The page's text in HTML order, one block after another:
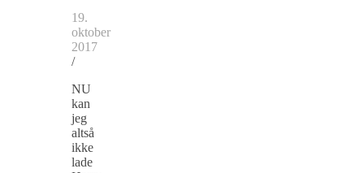
19.
oktober
2017
/
NU
kan
jeg
altså
ikke
lade